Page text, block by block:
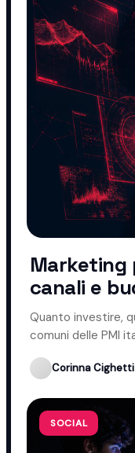
Marketing
canali e
Quanto investire,
comuni delle PMI
Corinna Cighetti
SOCIAL